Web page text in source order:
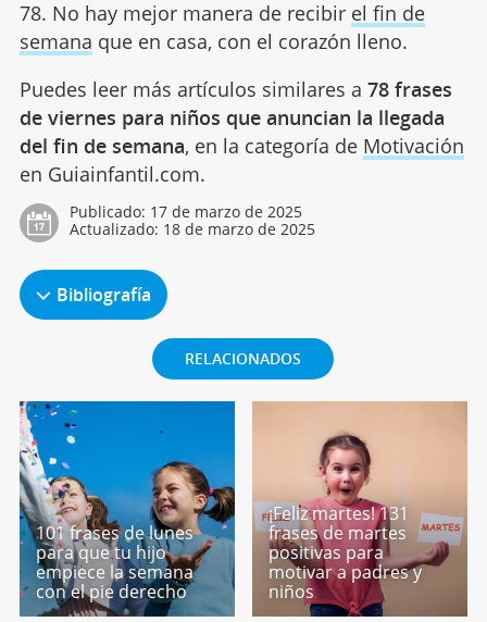
78. No hay mejor manera de recibir el fin de
semana que en casa, con el corazón lleno.
Puedes leer más artículos similares a 78 frases
de viernes para niños que anuncian la llegada
del fin de semana, en la categoría de Motivación
en Guiainfantil.com.
Publicado: 17 de marzo de 2025
Actualizado: 18 de marzo de 2025
Bibliografía
RELACIONADOS
101 frases de lunes
para que tu hijo
empiece la semana
con el pie derecho
¡Feliz martes! 131
frases de martes
positivas para
motivar a padres y
niños